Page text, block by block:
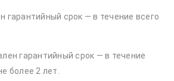
гарантийный срок — в течение всего
гарантийный срок — в течение
более 2 лет.